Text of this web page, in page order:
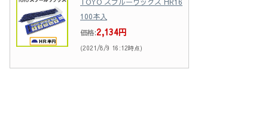
100本入
価格:2,134円
(2021/8/9 16:12時点)